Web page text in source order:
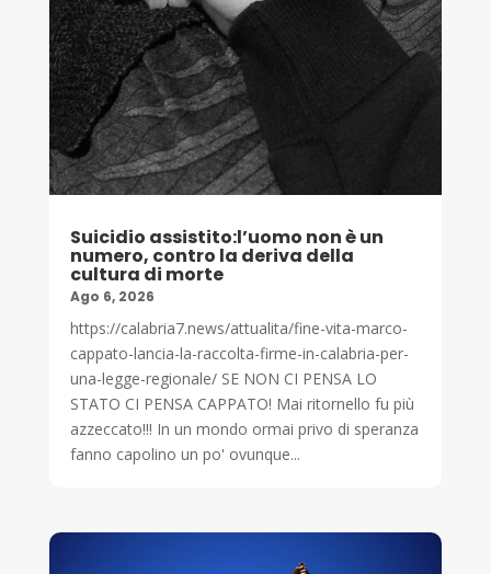
Suicidio assistito:l’uomo non è un
numero, contro la deriva della
cultura di morte
Ago 6, 2026
https://calabria7.news/attualita/fine-vita-marco-
cappato-lancia-la-raccolta-firme-in-calabria-per-
una-legge-regionale/ SE NON CI PENSA LO
STATO CI PENSA CAPPATO! Mai ritornello fu più
azzeccato!!! In un mondo ormai privo di speranza
fanno capolino un po' ovunque...